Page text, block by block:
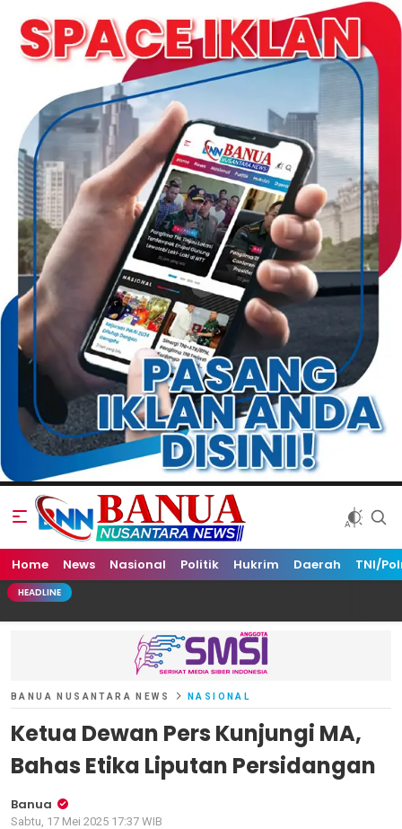
Banua Nusantara News
Home News Nasional Politik Hukrim Daerah TNI/
HEADLINE
BANUA NUSANTARA NEWS NASIONAL
Ketua Dewan Pers Kunjungi MA,
Bahas Etika Liputan Persidangan
Banua
Sabtu, 17 Mei 2025 17:37 WIB